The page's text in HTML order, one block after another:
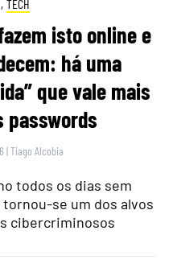
, TECH
isto online e
há uma
que vale mais
passwords
|Tiago Alcobia
todos os dias sem
se um dos alvos
cibercriminosos